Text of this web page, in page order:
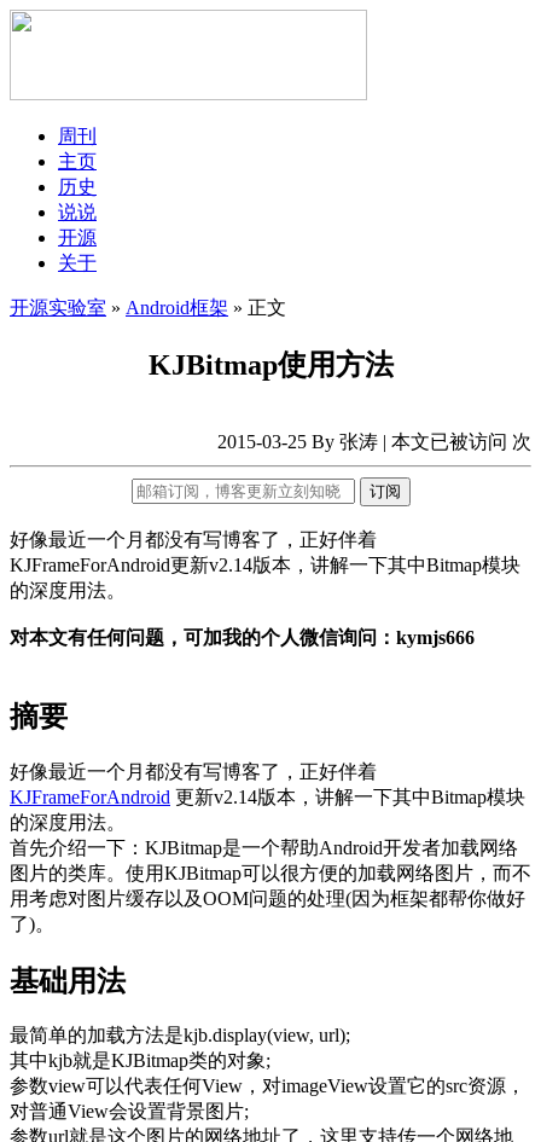
周刊
主页
历史
说说
开源
关于
开源实验室 » Android框架 » 正文
KJBitmap使用方法
2015-03-25 By 张涛 | 本文已被访问 次
订阅
好像最近一个月都没有写博客了，正好伴着
KJFrameForAndroid更新v2.14版本，讲解一下其中Bitmap模块
的深度用法。
对本文有任何问题，可加我的个人微信询问：kymjs666
摘要
好像最近一个月都没有写博客了，正好伴着
KJFrameForAndroid 更新v2.14版本，讲解一下其中Bitmap模块
的深度用法。
首先介绍一下：KJBitmap是一个帮助Android开发者加载网络
图片的类库。使用KJBitmap可以很方便的加载网络图片，而不
用考虑对图片缓存以及OOM问题的处理(因为框架都帮你做好
了)。
基础用法
最简单的加载方法是kjb.display(view, url);
其中kjb就是KJBitmap类的对象;
参数view可以代表任何View，对imageView设置它的src资源，
对普通View会设置背景图片;
参数url就是这个图片的网络地址了，这里支持传一个网络地